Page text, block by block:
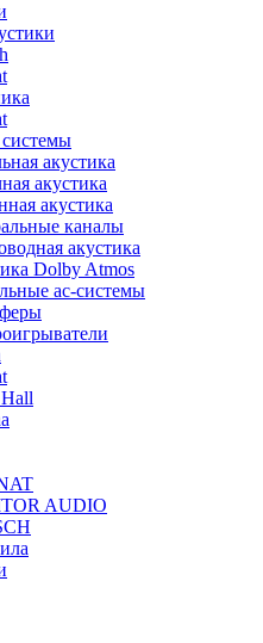
акустика
акустика
акустика
каналы
акустика
Dolby Atmos
ас-системы
AUDIO